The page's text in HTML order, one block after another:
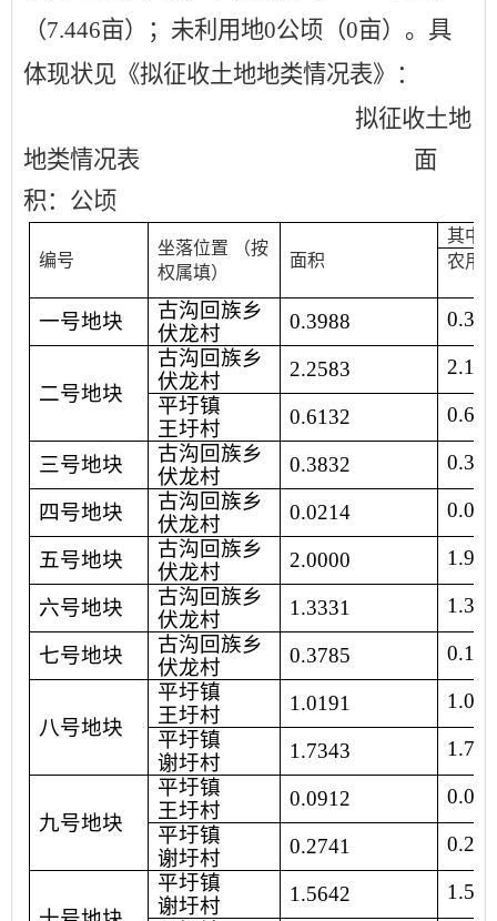
（7.446亩）；未利用地0公顷（0亩）。具
体现状见《拟征收土地地类情况表》：
拟征收土地
地类情况表
面
积：公顷
编号
坐落位置
（按
权属填）
面积
其中
农用
一号地块
古沟回族乡
伏龙村
0.3988
二号地块
古沟回族乡
伏龙村
2.2583
平圩镇
王圩村
0.6132
三号地块
古沟回族乡
伏龙村
0.3832
四号地块
古沟回族乡
伏龙村
0.0214
五号地块
古沟回族乡
伏龙村
2.0000
六号地块
古沟回族乡
伏龙村
1.3331
七号地块
古沟回族乡
伏龙村
0.3785
八号地块
平圩镇
王圩村
1.0191
平圩镇
谢圩村
1.7343
九号地块
平圩镇
王圩村
0.0912
平圩镇
谢圩村
0.2741
平圩镇
谢圩村
1.5642